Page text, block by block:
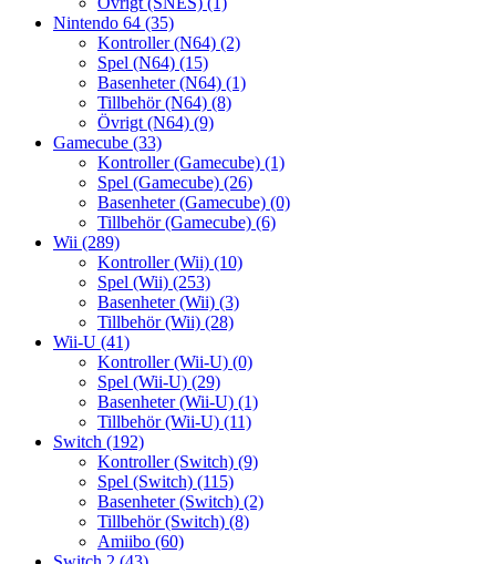
Nintendo 64 (35)
Kontroller (N64) (2)
Spel (N64) (15)
Basenheter (N64) (1)
Tillbehör (N64) (8)
Övrigt (N64) (9)
Gamecube (33)
Kontroller (Gamecube) (1)
Spel (Gamecube) (26)
Basenheter (Gamecube) (0)
Tillbehör (Gamecube) (6)
Wii (289)
Kontroller (Wii) (10)
Spel (Wii) (253)
Basenheter (Wii) (3)
Tillbehör (Wii) (28)
Wii-U (41)
Kontroller (Wii-U) (0)
Spel (Wii-U) (29)
Basenheter (Wii-U) (1)
Tillbehör (Wii-U) (11)
Switch (192)
Kontroller (Switch) (9)
Spel (Switch) (115)
Basenheter (Switch) (2)
Tillbehör (Switch) (8)
Amiibo (60)